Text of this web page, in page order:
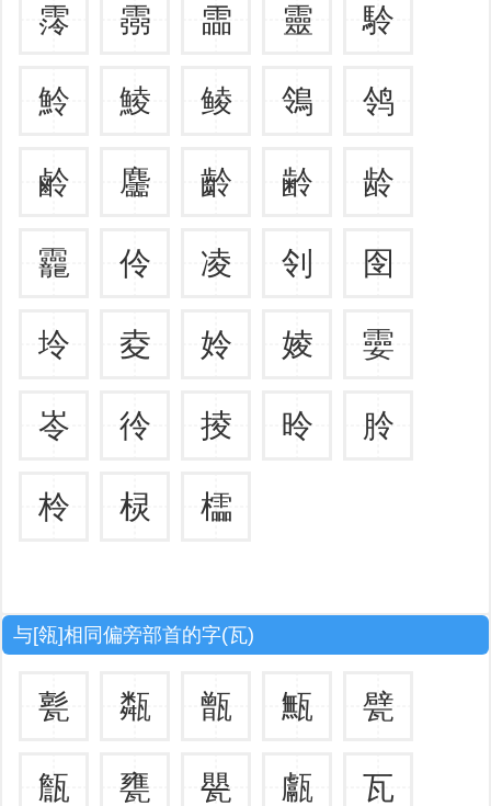
霗 霛 霝 靈 駖
魿 鯪 鲮 鴒 鸰
鹷 麢 齡 齢 龄
龗 伶 凌 刢 囹
坽 夌 姈 婈 孁
岺 彾 掕 昤 朎
柃 棂 櫺
与[瓴]相同偏旁部首的字(瓦)
甏 甐 甑 甒 甓
甔 甕 甖 甗 瓦